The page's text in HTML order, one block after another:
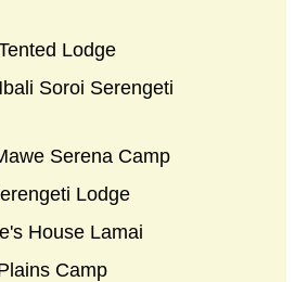
Lodge
Soroi Serengeti
Serena Camp
Lodge
House Lamai
Camp